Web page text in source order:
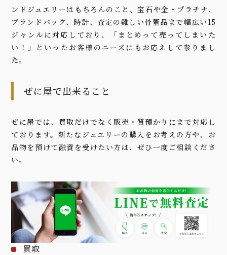
ンドジュエリーはもちろんのこと、宝石や金・プラチナ、
ブランドバック、時計、査定の難しい骨董品まで幅広い15
ジャンルに対応しており、「まとめって売ってしまいた
い！」といったお客様のニーズにもお応えして参りまし
た。
ぜに屋で出来ること
ぜに屋では、買取だけでなく販売・質預かりにまで対応し
ております。新たなジュエリーの購入をお考えの方や、お
品物を預けて融資を受けたい方は、ぜひ一度ご相談くださ
い。
買取